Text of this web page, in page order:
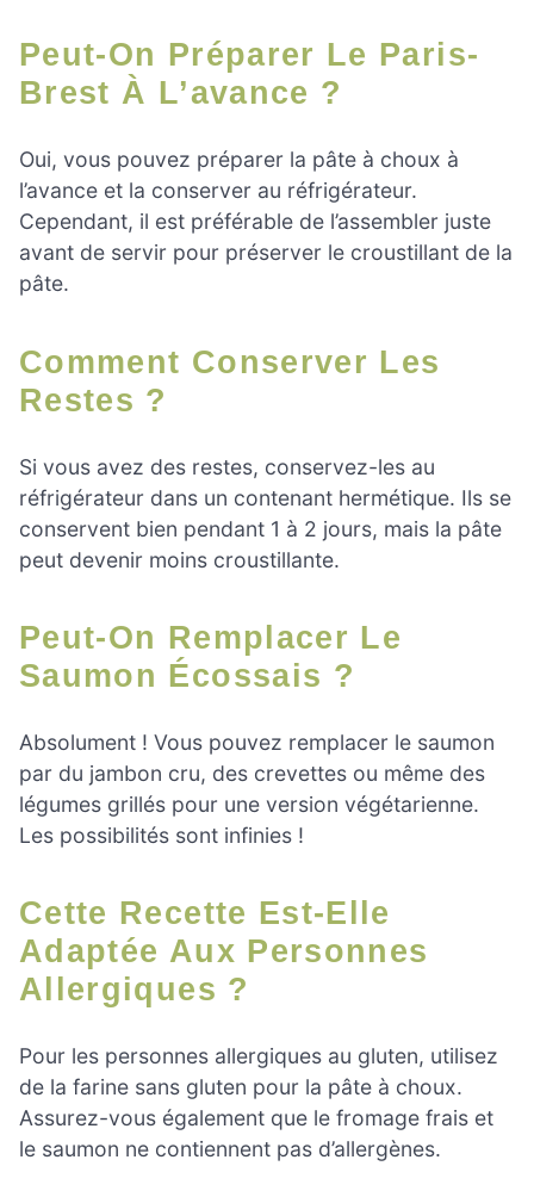
Peut-On Préparer Le Paris-
Brest À L’avance ?
Oui, vous pouvez préparer la pâte à choux à
l’avance et la conserver au réfrigérateur.
Cependant, il est préférable de l’assembler juste
avant de servir pour préserver le croustillant de la
pâte.
Comment Conserver Les
Restes ?
Si vous avez des restes, conservez-les au
réfrigérateur dans un contenant hermétique. Ils se
conservent bien pendant 1 à 2 jours, mais la pâte
peut devenir moins croustillante.
Peut-On Remplacer Le
Saumon Écossais ?
Absolument ! Vous pouvez remplacer le saumon
par du jambon cru, des crevettes ou même des
légumes grillés pour une version végétarienne.
Les possibilités sont infinies !
Cette Recette Est-Elle
Adaptée Aux Personnes
Allergiques ?
Pour les personnes allergiques au gluten, utilisez
de la farine sans gluten pour la pâte à choux.
Assurez-vous également que le fromage frais et
le saumon ne contiennent pas d’allergènes.